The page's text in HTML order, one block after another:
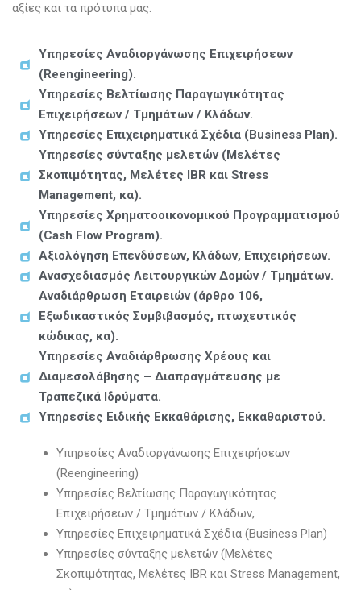
αξίες και τα πρότυπα μας.
Υπηρεσίες Αναδιοργάνωσης Επιχειρήσεων
(Reengineering).
Υπηρεσίες Βελτίωσης Παραγωγικότητας
Επιχειρήσεων / Τμημάτων / Κλάδων.
Υπηρεσίες Επιχειρηματικά Σχέδια (Business Plan).
Υπηρεσίες σύνταξης μελετών (Μελέτες
Σκοπιμότητας, Μελέτες IBR και Stress
Management, κα).
Υπηρεσίες Χρηματοοικονομικού Προγραμματισμού
(Cash Flow Program).
Αξιολόγηση Επενδύσεων, Κλάδων, Επιχειρήσεων.
Ανασχεδιασμός Λειτουργικών Δομών / Τμημάτων.
Αναδιάρθρωση Εταιρειών (άρθρο 106,
Εξωδικαστικός Συμβιβασμός, πτωχευτικός
κώδικας, κα).
Υπηρεσίες Αναδιάρθρωσης Χρέους και
Διαμεσολάβησης – Διαπραγμάτευσης με
Τραπεζικά Ιδρύματα.
Υπηρεσίες Ειδικής Εκκαθάρισης, Εκκαθαριστού.
Υπηρεσίες Αναδιοργάνωσης Επιχειρήσεων
(Reengineering)
Υπηρεσίες Βελτίωσης Παραγωγικότητας
Επιχειρήσεων / Τμημάτων / Κλάδων,
Υπηρεσίες Επιχειρηματικά Σχέδια (Business Plan)
Υπηρεσίες σύνταξης μελετών (Μελέτες
Σκοπιμότητας, Μελέτες IBR και Stress Management,